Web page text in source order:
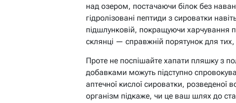
над озером, постачаючи білок без
гідролізовані пептиди з сироватки
підшлунковій, покращуючи харчування
склянці — справжній порятунок для тих,
Проте не поспішайте хапати пляшку з
добавками можуть підступно
аптечної кислої сироватки, розведеної
організм підкаже, чи це ваш шлях до